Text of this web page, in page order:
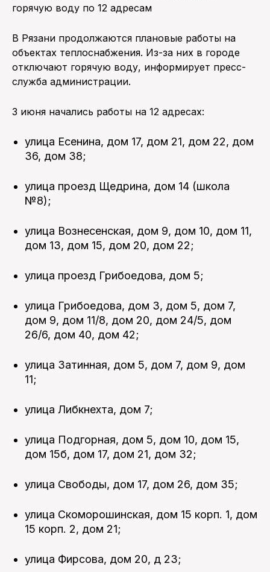
горячую воду по 12 адресам
В Рязани продолжаются плановые работы на
объектах теплоснабжения. Из-за них в городе
отключают горячую воду, информирует пресс-
служба администрации.
3 июня начались работы на 12 адресах:
улица Есенина, дом 17, дом 21, дом 22, дом
36, дом 38;
улица проезд Щедрина, дом 14 (школа
№8);
улица Вознесенская, дом 9, дом 10, дом 11,
дом 13, дом 15, дом 20, дом 22;
улица проезд Грибоедова, дом 5;
улица Грибоедова, дом 3, дом 5, дом 7,
дом 9, дом 11/8, дом 20, дом 24/5, дом
26/6, дом 40, дом 42;
улица Затинная, дом 5, дом 7, дом 9, дом
11;
улица Либкнехта, дом 7;
улица Подгорная, дом 5, дом 10, дом 15,
дом 15б, дом 17, дом 21, дом 32;
улица Свободы, дом 17, дом 26, дом 35;
улица Скоморошинская, дом 15 корп. 1, дом
15 корп. 2, дом 21;
улица Фирсова, дом 20, д 23;